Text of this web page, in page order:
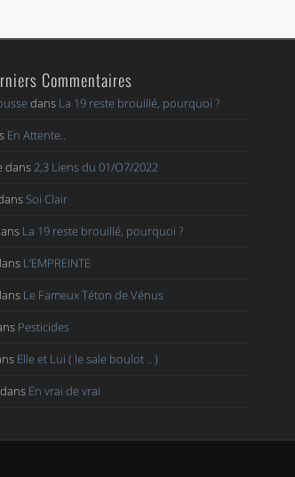
Commentaires
dans La 19 reste brouillé, pourquoi ?
En Attente..
dans2,3 Liens du 01/O7/2022
Soi Clair
La 19 reste brouillé, pourquoi ?
L’EMPREINTE
Le Fameux Téton de Vénus
Pesticides
Elle et Lui ( le sale boulot .. )
En vrai de vrai